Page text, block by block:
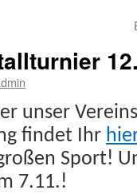
unser
findet Ihr hier
Sport!
7.11.!